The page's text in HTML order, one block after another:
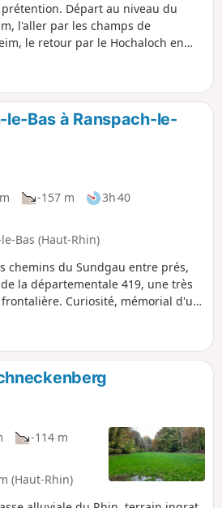
Départ au niveau du
l'aller par les champs de
le retour par le Hochaloch en
le-Bas à Ranspach-le-
-157 m
3h 40
Bas (Haut-Rhin)
chemins du Sundgau entre prés,
la départementale 419, une très
Curiosité, mémorial d'un
-114 m
(Haut-Rhin)